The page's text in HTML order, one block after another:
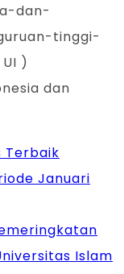
dan-
tinggi-
)
dan
Terbaik
Januari